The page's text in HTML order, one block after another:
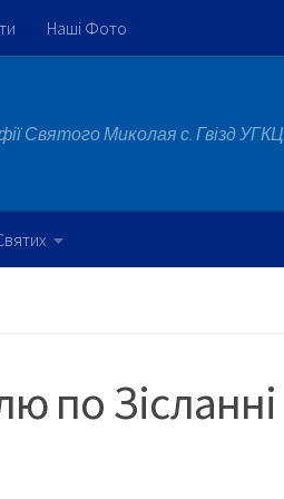
Наші Фото
Святого Миколая с. Гвізд УГКЦ
по Зісланні